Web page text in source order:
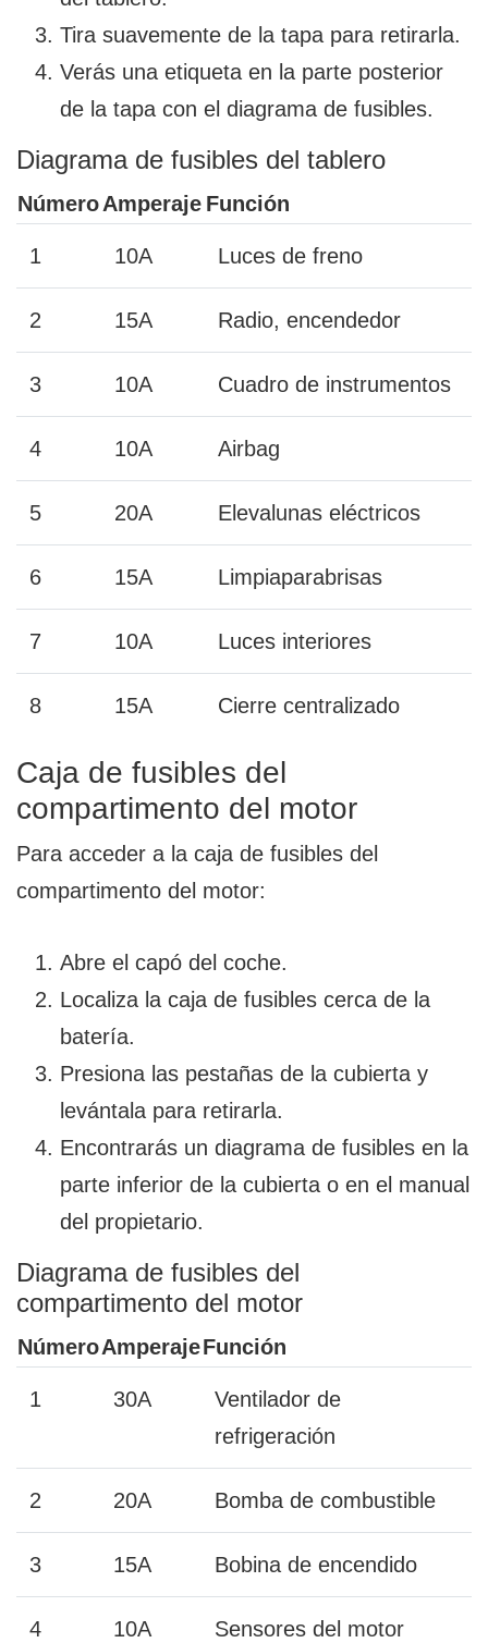
Tira suavemente de la tapa para retirarla.
Verás una etiqueta en la parte posterior
de la tapa con el diagrama de fusibles.
Diagrama de fusibles del tablero
NúmeroAmperaje Función
1 10A Luces de freno
2 15A Radio, encendedor
3 10A Cuadro de instrumentos
4 10A Airbag
5 20A Elevalunas eléctricos
6 15A Limpiaparabrisas
7 10A Luces interiores
8 15A Cierre centralizado
Caja de fusibles del
compartimento del motor
Para acceder a la caja de fusibles del
compartimento del motor:
Abre el capó del coche.
Localiza la caja de fusibles cerca de la
batería.
Presiona las pestañas de la cubierta y
levántala para retirarla.
Encontrarás un diagrama de fusibles en la
parte inferior de la cubierta o en el manual
del propietario.
Diagrama de fusibles del
compartimento del motor
NúmeroAmperajeFunción
1 30A
Ventilador de
refrigeración
2 20A Bomba de combustible
3 15A Bobina de encendido
4 10A Sensores del motor